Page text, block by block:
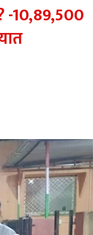
-10,89,500